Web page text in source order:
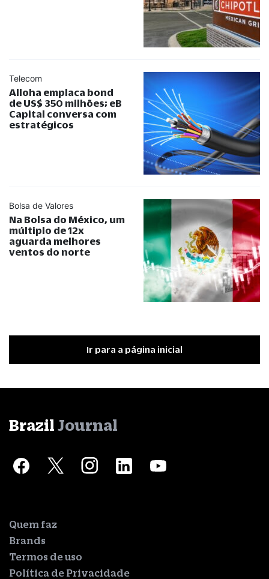
Telecom
Alloha emplaca bond
de US$ 350 milhões; eB
Capital conversa com
estratégicos
Bolsa de Valores
Na Bolsa do México, um
múltiplo de 12x
aguarda melhores
ventos do norte
Ir para a página inicial
Brazil Journal
Quem faz
Brands
Termos de uso
Política de Privacidade